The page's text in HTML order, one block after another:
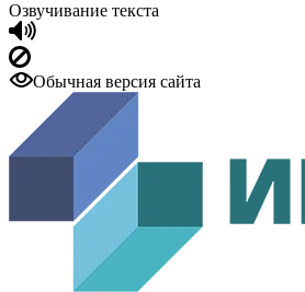
Озвучивание текста
Обычная версия сайта